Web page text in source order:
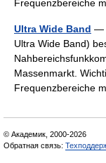
Frequenzbereiche
Ultra Wide Band —
Ultra Wide Band)
Massenmarkt.
Frequenzbereiche
© Академик, 2000-2026
Обратная связь: